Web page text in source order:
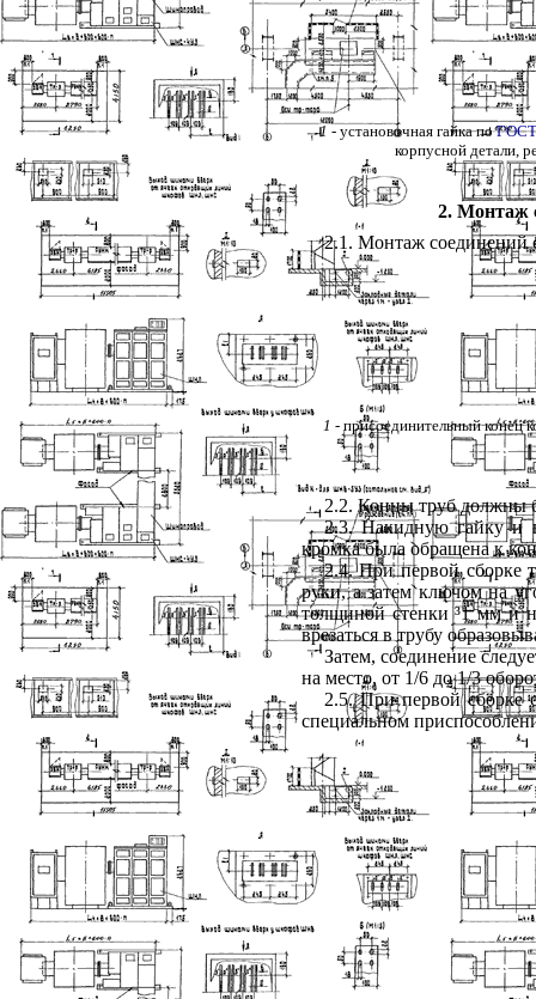
1 - установочная гайка поГОСТ
корпусной детали,
2. Монтаж
2.1 . Монтаж соединений
1 - присоединительный конец
2.2. Концы труб должны
2.3. Накидную гайку и
кромка была обращена к
2.4. При первой сборке
руки, а затем ключом на
толщиной стенки³1 мм и
врезаться в трубу
Затем, соединение
на место, от 1/6 до 1/3
2.5. При первой сборке
специальном